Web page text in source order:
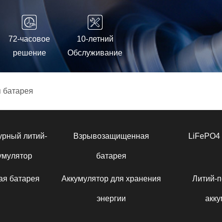
72-часовое
решение
10-летний
Обслуживание
батарея
литий- Взрывозащищенная
батарея
LiFePO4
батарея Аккумулятор для хранения
энергии
Литий-